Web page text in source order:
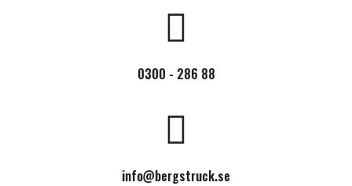
0300 - 286 88
info@bergstruck.se